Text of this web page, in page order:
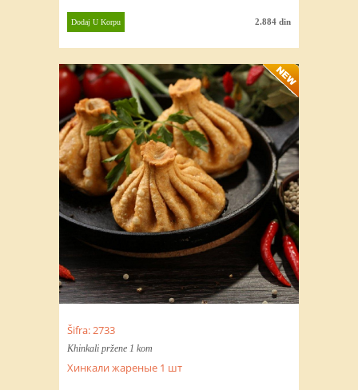
2.884 din
Dodaj U Korpu
Šifra: 2733
Khinkali pržene 1 kom
Хинкали жареные 1 шт